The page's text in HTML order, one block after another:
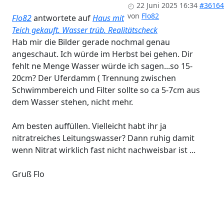
22 Juni 2025 16:34 #36164
von Flo82
Flo82antwortete aufHaus mit
Teich gekauft. Wasser trüb. Realitätscheck
Hab mir die Bilder gerade nochmal genau
angeschaut. Ich würde im Herbst bei gehen. Dir
fehlt ne Menge Wasser würde ich sagen...so 15-
20cm? Der Uferdamm ( Trennung zwischen
Schwimmbereich und Filter sollte so ca 5-7cm aus
dem Wasser stehen, nicht mehr.
Am besten auffüllen. Vielleicht habt ihr ja
nitratreiches Leitungswasser? Dann ruhig damit
wenn Nitrat wirklich fast nicht nachweisbar ist ...
Gruß Flo